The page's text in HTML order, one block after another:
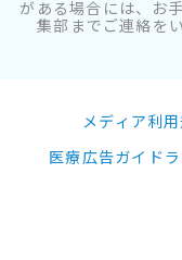
がある場合には、お
集部までご連絡を
メディア利
医療広告ガイド